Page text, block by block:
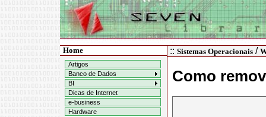
Home
Artigos
Banco de Dados
BI
Dicas de Internet
e-business
Hardware
:: Sistemas Operacionais/
Como